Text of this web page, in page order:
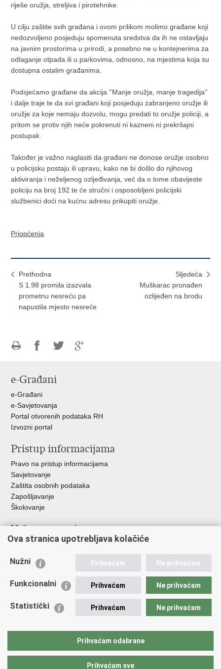
riješe oružja, streljiva i pirotehnike.
U cilju zaštite svih građana i ovom prilikom molimo građane koji
nedozvoljeno posjeduju spomenuta sredstva da ih ne ostavljaju
na javnim prostorima u prirodi, a posebno ne u kontejnerima za
odlaganje otpada ili u parkovima, odnosno, na mjestima koja su
dostupna ostalim građanima.
Podsjećamo građane da akcija ''Manje oružja, manje tragedija''
i dalje traje te da svi građani koji posjeduju zabranjeno oružje ili
oružje za koje nemaju dozvolu, mogu predati to oružje policiji, a
pritom se protiv njih neće pokrenuti ni kazneni ni prekršajni
postupak.
Također je važno naglasiti da građani ne donose oružje osobno
u policijsku postaju ili upravu, kako ne bi došlo do njihovog
aktiviranja i neželjenog ozljeđivanja, već da o tome obavijeste
policiju na broj 192 te će stručni i osposobljeni policijski
službenici doći na kućnu adresu prikupiti oružje.
Priopćenja
Prethodna
S 1.98 promila izazvala
prometnu nesreću pa
napustila mjesto nesreće
Sljedeća
Muškarac pronađen
ozlijeđen na brodu
FacebookuTwitteru
e-Građani
e-Građani
e-Savjetovanja
Portal otvorenih podataka RH
Izvozni portal
Pristup informacijama
Pravo na pristup informacijama
Savjetovanje
Zaštita osobnih podataka
Zapošljavanje
Školovanje
Važne poveznice
Ministarstvo unutarnjih poslova
Udruge
Policijska akademija
Zaklada policijske solidarnosti
Vučetić"
Ova stranica upotrebljava kolačiće
Nužni Prihvaćam Ne prihvaćam
Funkcionalni Prihvaćam Ne prihvaćam
Statistički Prihvaćam Ne prihvaćam
Prihvaćam odabrane
Prihvaćam sve